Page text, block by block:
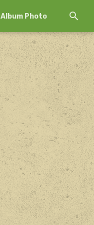
Album Photo